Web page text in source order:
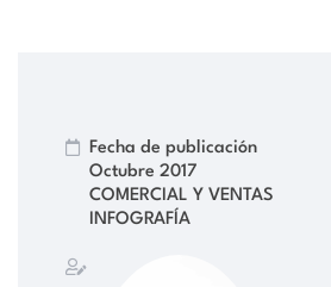
Fecha de publicación
Octubre 2017
COMERCIAL Y VENTAS
INFOGRAFÍA